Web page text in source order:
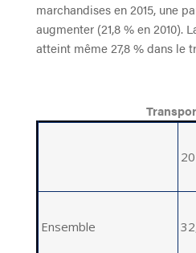
marchandises en 2015, une
augmenter (21,8 % en 2010).
atteint même 27,8 % dans le
Ensemble